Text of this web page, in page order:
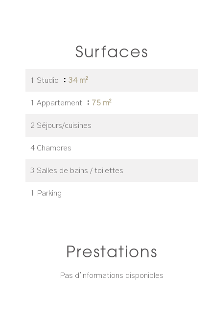
Surfaces
1 Studio 34 m²
1 Appartement 75 m²
2 Séjours/cuisines
4 Chambres
3 Salles de bains / toilettes
1 Parking
Prestations
Pas d'informations disponibles